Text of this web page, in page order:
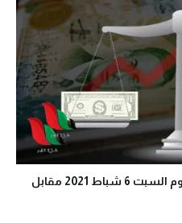
سعر صرف الدولار في سوريا اليوم السبت 6 شباط 2021 مقابل